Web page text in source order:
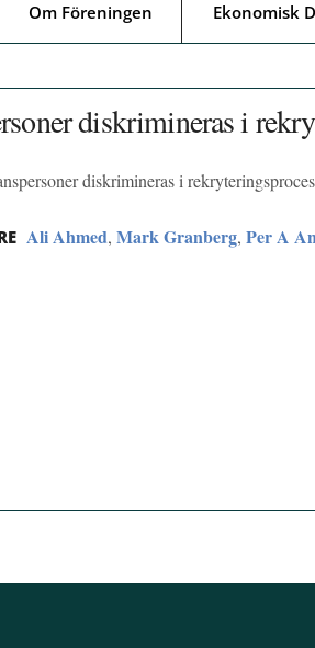
Om Föreningen Ekonomisk
diskrimineras i
diskrimineras i
Ali Ahmed, Mark Granberg, Per A